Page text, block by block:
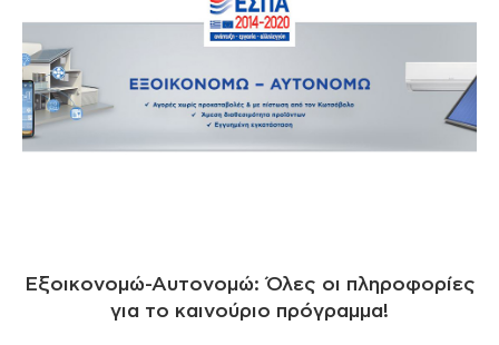
Εξοικονομώ-Αυτονομώ: Όλες οι πληροφορίες
για το καινούριο πρόγραμμα!